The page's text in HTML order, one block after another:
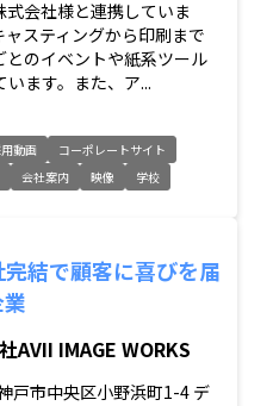
会社様と連携していま
スティングから印刷まで
のイベントや紙系ツール
ます。また、ア...
動画
コーポレートサイト
会社案内 映像 学校
結で顧客に喜びを届
AVII IMAGE WORKS
戸市中央区小野浜町1-4 デ